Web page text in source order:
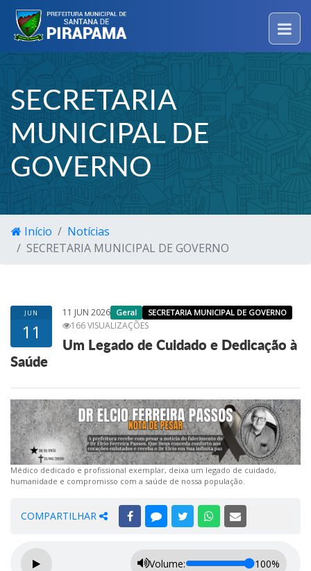
SECRETARIA
MUNICIPAL DE
GOVERNO
Início
Notícias
SECRETARIA MUNICIPAL DE GOVERNO
JUN
11
11 JUN 2026 Geral SECRETARIA MUNICIPAL DE GOVERNO
166 VISUALIZAÇÕES
Um Legado de Cuidado e Dedicação à
Saúde
Médico dedicado e profissional exemplar, deixa um legado de cuidado,
humanidade e compromisso com a saúde de nossa população.
COMPARTILHAR
Volume: 100%